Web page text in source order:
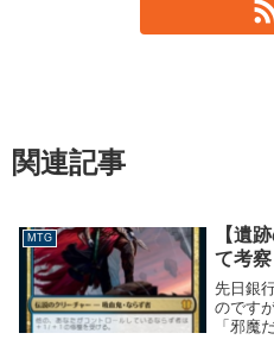
関連記事
MTG
【遺
て考察
先日銀
のです
「邪魔